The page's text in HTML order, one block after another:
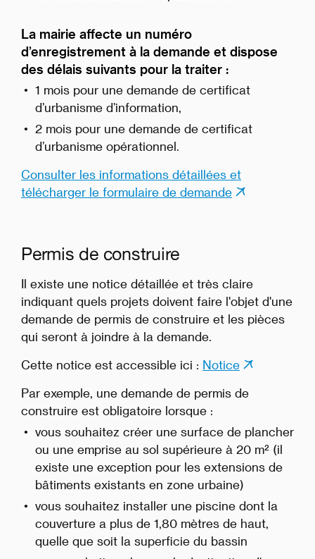
La mairie affecte un numéro
d’enregistrement à la demande et dispose
des délais suivants pour la traiter :
1 mois pour une demande de certificat
d’urbanisme d’information,
2 mois pour une demande de certificat
d’urbanisme opérationnel.
Consulter les informations détaillées et
télécharger le formulaire de demande
Permis de construire
Il existe une notice détaillée et très claire
indiquant quels projets doivent faire l'objet d'une
demande de permis de construire et les pièces
qui seront à joindre à la demande.
Cette notice est accessible ici : Notice
Par exemple, une demande de permis de
construire est obligatoire lorsque :
vous souhaitez créer une surface de plancher
ou une emprise au sol supérieure à 20 m² (il
existe une exception pour les extensions de
bâtiments existants en zone urbaine)
vous souhaitez installer une piscine dont la
couverture a plus de 1,80 mètres de haut,
quelle que soit la superficie du bassin